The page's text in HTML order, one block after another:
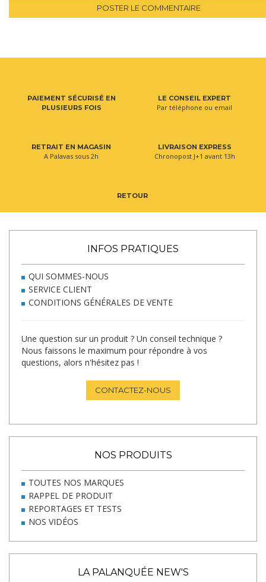
POSTER LE COMMENTAIRE
PAIEMENT SÉCURISÉ EN
PLUSIEURS FOIS
LE CONSEIL EXPERT
Par téléphone ou email
RETRAIT EN MAGASIN
A Palavas sous 2h
LIVRAISON EXPRESS
Chronopost J+1 avant 13h
RETOUR
INFOS PRATIQUES
QUI SOMMES-NOUS
SERVICE CLIENT
CONDITIONS GÉNÉRALES DE VENTE
Une question sur un produit ? Un conseil technique ?
Nous faissons le maximum pour répondre à vos
questions, alors n'hésitez pas !
CONTACTEZ-NOUS
NOS PRODUITS
TOUTES NOS MARQUES
RAPPEL DE PRODUIT
REPORTAGES ET TESTS
NOS VIDÉOS
LA PALANQUÉE NEW'S